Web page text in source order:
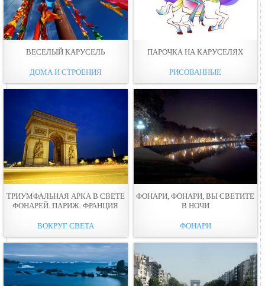
ВЕСЕЛЫЙ КАРУСЕЛЬ
ДОМА И СТРОЕНИЯ
ПАРОЧКА НА КАРУСЕЛЯХ
РИСОВАННЫЕ
ТРИУМФАЛЬНАЯ АРКА В СВЕТЕ
ФОНАРЕЙ. ПАРИЖ. ФРАНЦИЯ
ВОКРУГ СВЕТА
ФОНАРИ, ФОНАРИ, ВЫ СВЕТИТЕ
В НОЧИ
ФОНАРИ